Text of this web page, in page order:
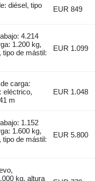
diésel, tipo
EUR 849
4.214
1.200 kg,
tipo de mástil:
EUR 1.099
carga:
eléctrico,
m
EUR 1.048
1.152
1.600 kg,
tipo de mástil:
EUR 5.800
kg, altura